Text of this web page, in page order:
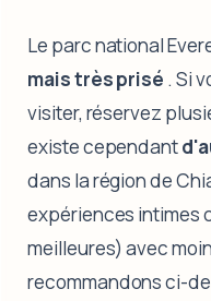
Le parc national
mais très prisé . Si
visiter, réservez
existe cependant
dans la région de
expériences intimes
meilleures) avec
recommandons ci-